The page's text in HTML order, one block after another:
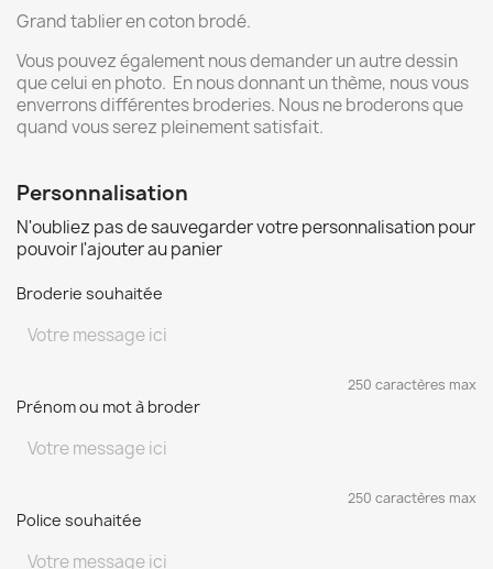
Grand tablier en coton brodé.
Vous pouvez également nous demander un autre dessin
que celui en photo. En nous donnant un thème, nous vous
enverrons différentes broderies. Nous ne broderons que
quand vous serez pleinement satisfait.
Personnalisation
N'oubliez pas de sauvegarder votre personnalisation pour
pouvoir l'ajouter au panier
Broderie souhaitée
250 caractères max
Prénom ou mot à broder
250 caractères max
Police souhaitée